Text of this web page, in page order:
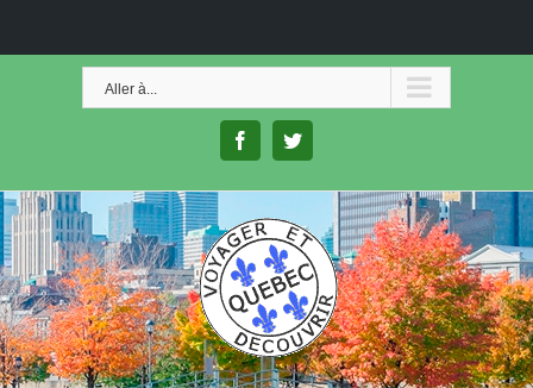
Aller à...
facebooktwitter